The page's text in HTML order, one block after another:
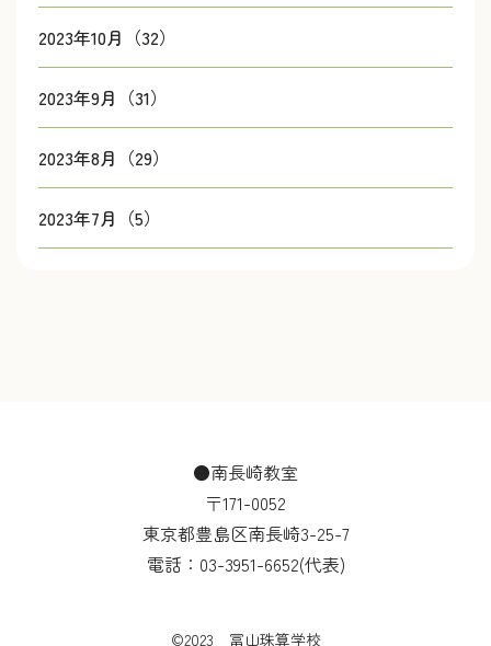
2023年10月（32）
2023年9月（31）
2023年8月（29）
2023年7月（5）
●南長崎教室
〒171-0052
東京都豊島区南長崎3-25-7
電話： 03-3951-6652(代表)
©2023 冨山珠算学校